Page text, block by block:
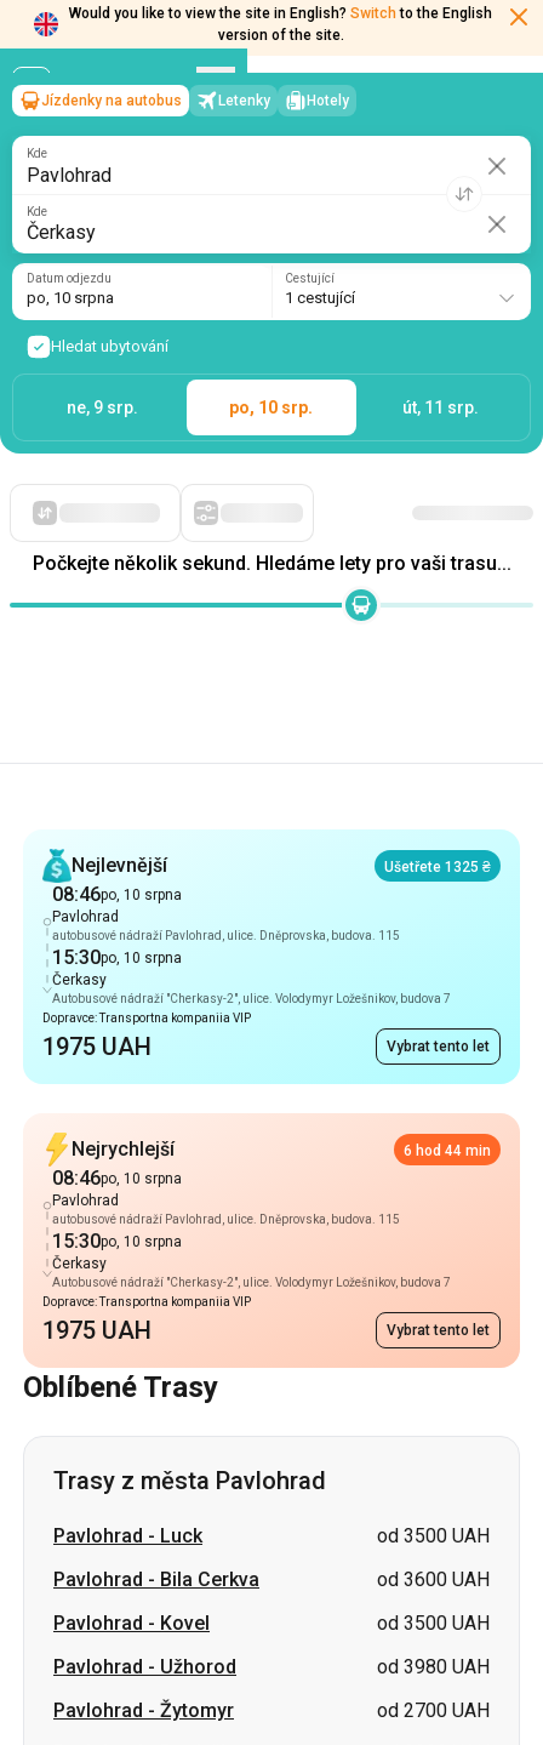
Would you like to view the site in English? Switch to the English
version of the site.
Pavlohrad→Čerkasy
po, 10 srpna/1 cestující
Jízdenky na autobus Letenky Hotely
Kde
Kde
Datum odjezdu
po, 10 srpna
Cestující
1 cestující
Hledat ubytování
ne, 9 srp. po, 10 srp. út, 11 srp.
08:46po, 10 srpna
po, 10 srpna
Čerkasy
Autobusové nádraží "Cherkasy-2", ulice. Volodymyr Ložešnikov, budova 7
Dopravce: Transportna kompaniia VIP
1975 UAH
Nejrychlejší
08:46 po, 10 srpna
po, 10 srpna
Čerkasy
Autobusové nádraží "Cherkasy-2", ulice. Volodymyr Ložešnikov, budova 7
Dopravce: Transportna kompaniia VIP
1975 UAH
Oblíbené Trasy
Pavlohrad-Kovel
Pavlohrad-Užhorod
od 3980 UAH
Pavlohrad-Žytomyr
od 2700 UAH
Pavlohrad-Berdyčiv
od 2900 UAH
Pavlohrad-Zviahel
od 3200 UAH
Pavlohrad-Ivano-Frankivsk
cena na požádání